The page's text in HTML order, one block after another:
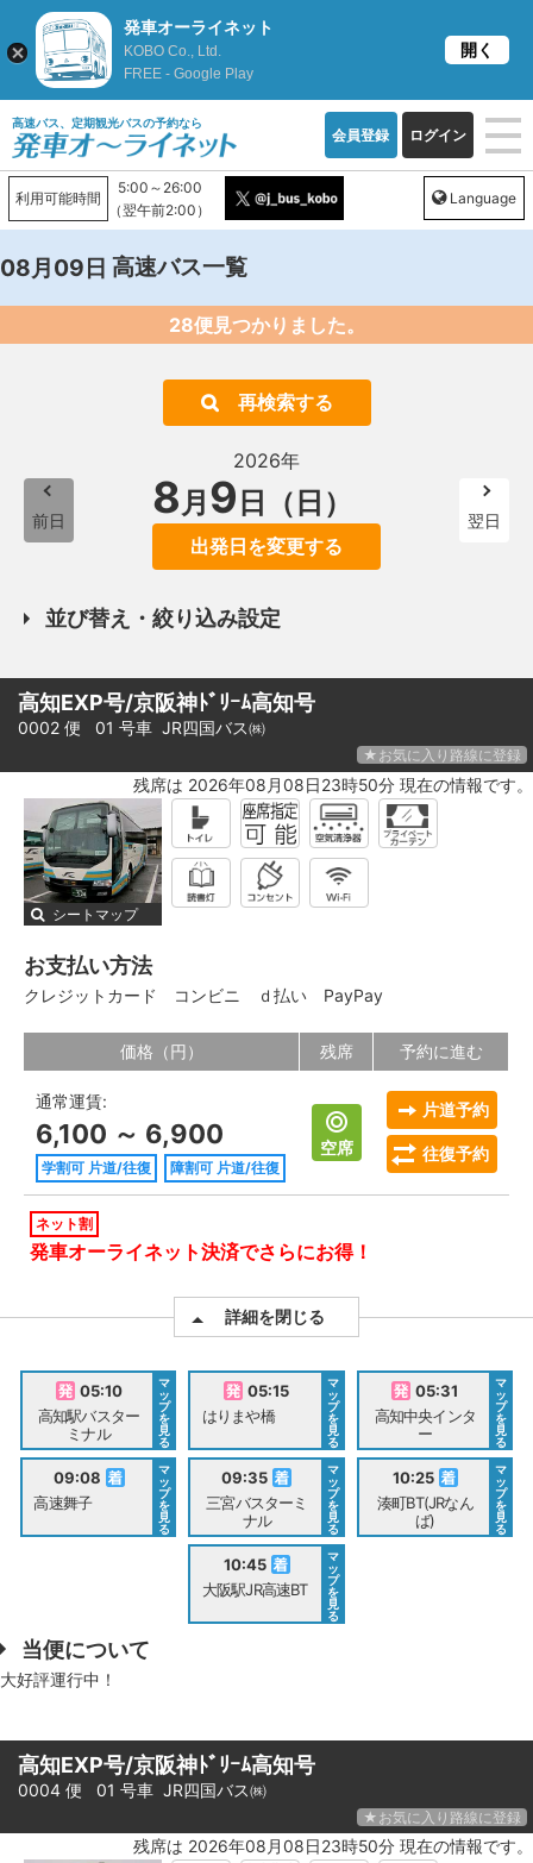
高速バス、定期観光バスの予約なら
会員登録 ログイン
利用可能時間
5:00～26:00
（翌午前2:00）
Language
08月09日 高速バス一覧
28便見つかりました。
再検索する
前日
2026年
8月 9 日（日）
出発日を変更する
翌日
並び替え・絞り込み設定
高知EXP号/京阪神ﾄﾞﾘｰﾑ高知号
0002 便 01 号車 JR四国バス㈱
★お気に入り路線に登録
残席は 2026年08月08日23時50分 現在の情報です。
シートマップ
お支払い方法
クレジットカード コンビニ ｄ払い PayPay
価格（円） 残席 予約に進む
通常運賃:
6,100 ～ 6,900
学割可 片道/往復 障割可 片道/往復
空席
片道予約
往復予約
ネット割
発車オーライネット決済でさらにお得！
詳細を閉じる
05:10
高知駅バスター
ミナル
マ
ッ
プ
を
見
る
05:15
はりまや橋
マ
ッ
プ
を
見
る
05:31
高知中央インタ
ー
マ
ッ
プ
を
見
る
09:08
高速舞子
マ
ッ
プ
を
見
る
09:35
三宮バスターミ
ナル
マ
ッ
プ
を
見
る
10:25
湊町BT(JRなん
ば)
マ
ッ
プ
を
見
る
10:45
大阪駅JR高速BT
マ
ッ
プ
を
見
る
当便について
大好評運行中！
高知EXP号/京阪神ﾄﾞﾘｰﾑ高知号
0004 便 01 号車 JR四国バス㈱
★お気に入り路線に登録
残席は 2026年08月08日23時50分 現在の情報です。
発車オーライネット
KOBO Co., Ltd.
FREE - Google Play
開く